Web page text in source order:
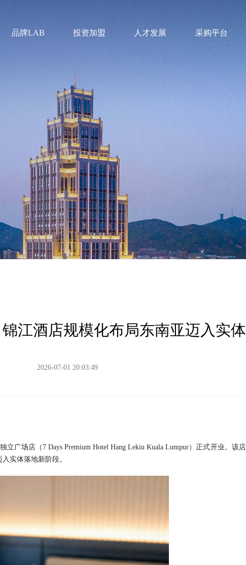
品牌LAB 投资加盟 人才发展 采购平台
江酒店规模化布局东南亚迈入实
2026-07-01 20:03:49
广场店（7 Days Premium Hotel Hang Lekiu Kuala Lumpur）正式开业。该
实体落地新阶段。